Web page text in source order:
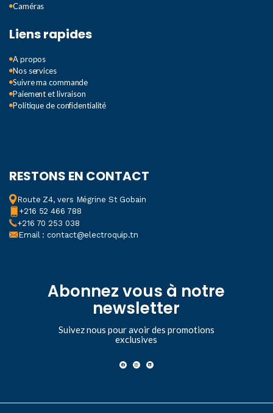
Caméras
Liens rapides
A propos
Nos services
Suivre ma commande
Paiement et livraison
Politique de confidentialité
RESTONS EN CONTACT
Route Z4, vers Mégrine St Gobain
+216 52 466 788
+216 70 253 038
Email : contact@electroquip.tn
Abonnez vous à notre
newsletter
Suivez nous pour avoir des promotions
exclusives